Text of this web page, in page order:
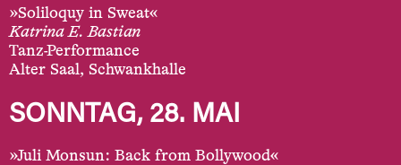
»Soliloquy in Sweat«
Katrina E. Bastian
Tanz-Performance
Alter Saal, Schwankhalle
SONNTAG, 28. MAI
»Juli Monsun: Back from Bollywood«